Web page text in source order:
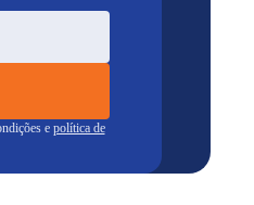
e política de